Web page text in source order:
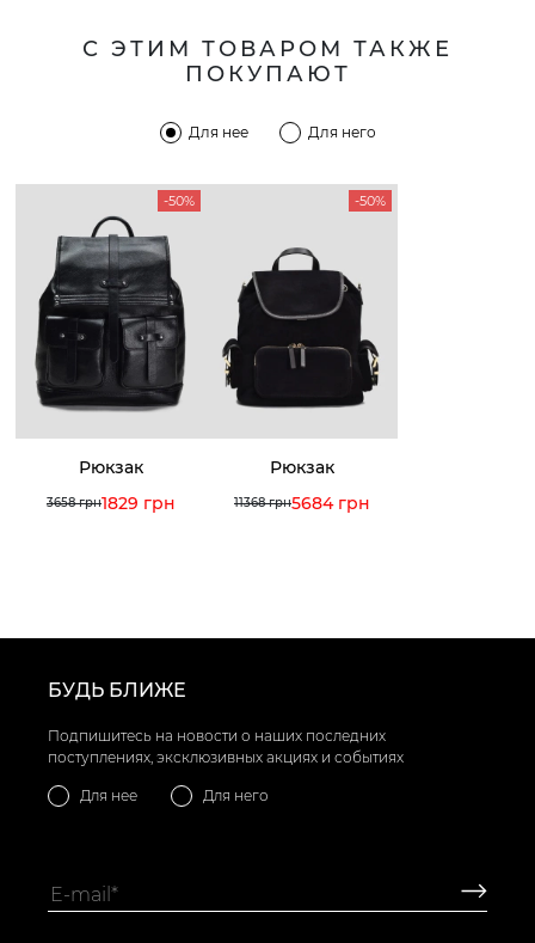
С ЭТИМ ТОВАРОМ ТАКЖЕ
ПОКУПАЮТ
Для нее Для него
-50%
Рюкзак
3658 грн1829 грн
-50%
Рюкзак
11368 грн5684 грн
БУДЬ БЛИЖЕ
Подпишитесь на новости о наших последних
поступлениях, эксклюзивных акциях и событиях
Для нее Для него